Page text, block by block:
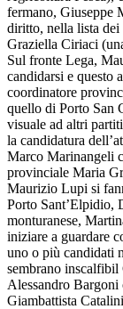
fermano, Giuseppe
diritto, nella lista
Graziella Ciriaci
Sul fronte Lega,
candidarsi e questo
coordinatore
quello di Porto San
visuale ad altri
la candidatura
Marco Marinangeli
provinciale Maria
Maurizio Lupi si
Porto Sant’Elpidio,
monturanese,
iniziare a guardare
uno o più candidati
sembrano
Alessandro Bargoni
Giambattista